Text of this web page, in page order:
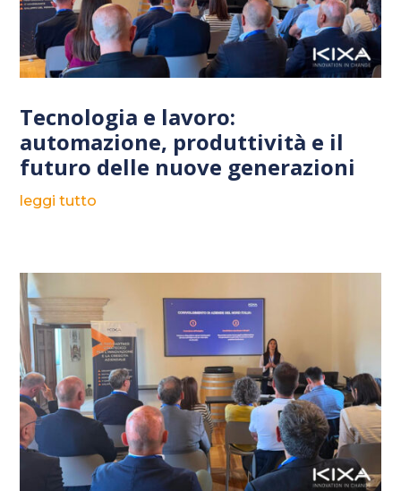
Tecnologia e lavoro:
automazione, produttività e il
futuro delle nuove generazioni
leggi tutto